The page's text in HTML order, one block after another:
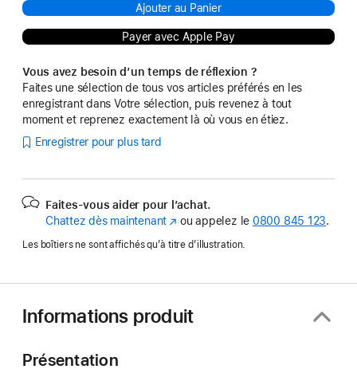
Ajouter au Panier
Payer avec Apple Pay
Vous avez besoin d’un temps de réflexion ?
Faites une sélection de tous vos articles préférés en les
enregistrant dans Votre sélection, puis revenez à tout
moment et reprenez exactement là où vous en étiez.
Enregistrer pour plus tard
Faites-vous aider pour l’achat.
Chattez dès maintenant (s’ouvre
une
fenêtre)
ou appelez le 0800 845 123.
Les boîtiers ne sont affichés qu’à titre d’illustration.
Informations produit
Présentation